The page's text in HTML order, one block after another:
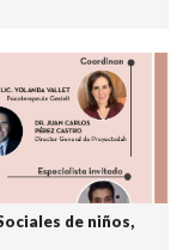
de niños,